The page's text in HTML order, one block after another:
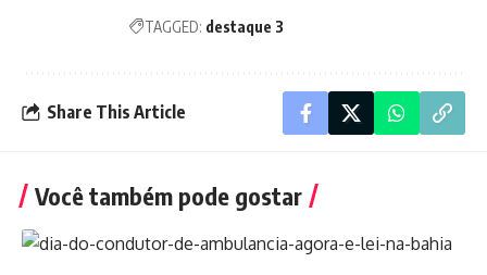
TAGGED: destaque 3
Share This Article
Você também pode gostar